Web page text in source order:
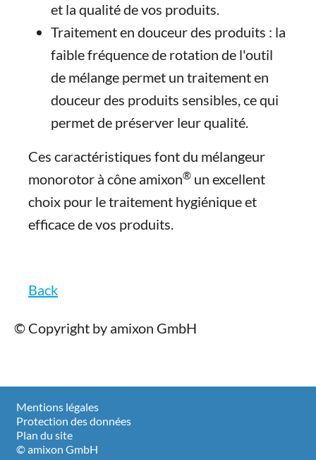
et la qualité de vos produits.
Traitement en douceur des produits : la
faible fréquence de rotation de l'outil
de mélange permet un traitement en
douceur des produits sensibles, ce qui
permet de préserver leur qualité.
Ces caractéristiques font du mélangeur
monorotor à cône amixon® un excellent
choix pour le traitement hygiénique et
efficace de vos produits.
Back
© Copyright by amixon GmbH
Mentions légales
Protection des données
Plan du site
© amixon GmbH